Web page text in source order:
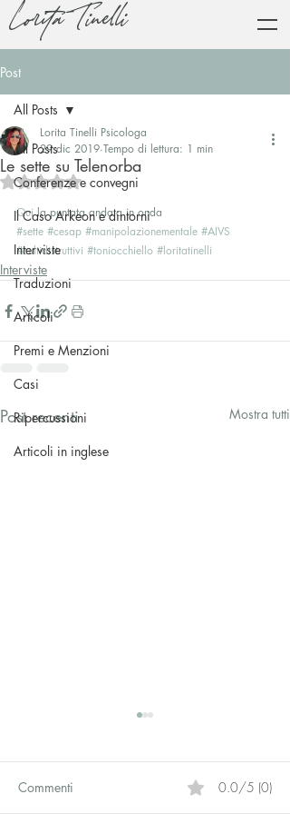
Lorita Tinelli
Post
All Posts
Conferenze e convegni
Il Caso Arkeon e dintorni
Interviste
Traduzioni
Articoli
Premi e Menzioni
Casi
Ripercussioni
Articoli in inglese
All Posts
Le sette su Telenorba
Lorita Tinelli Psicologa
29 dic 2019 Tempo di lettura: 1 min
Valutazione NaN stelle su 5.
Qui la puntata andata in onda
#sette #cesap #manipolazionementale #AIVS
#cultidistruttivi #toniocchiello #loritatinelli
Interviste
Post recenti Mostra tutti
Commenti 0.0/5 (0)